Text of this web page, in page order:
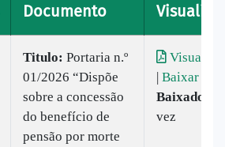
Documento
Titulo: Portaria n.º
01/2026 “Dispõe
sobre a concessão
do benefício de
pensão por morte
| Baixar
Baixado:
vez